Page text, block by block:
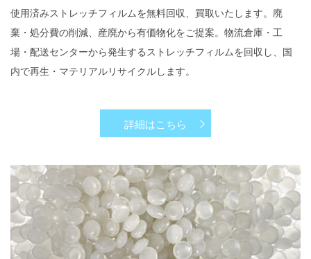
使用済みストレッチフィルムを無料回収、買取いたします。廃
棄・処分費の削減、産廃から有価物化をご提案。物流倉庫・工
場・配送センターから発生するストレッチフィルムを回収し、国
内で再生・マテリアルリサイクルします。
詳細はこちら
​ストレッチフィルムの再生原料化、製品化